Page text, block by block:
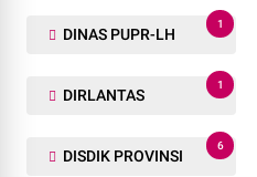
DINAS PUPR-LH
1
DIRLANTAS
1
DISDIK PROVINSI
6